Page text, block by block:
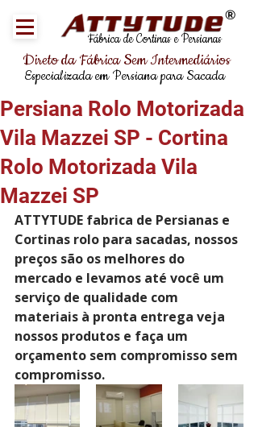
Fábrica de Cortinas e Persianas
®
Direto da Fábrica Sem Intermediários
Especializada em Persiana para Sacada
Persiana Rolo Motorizada
Vila Mazzei SP - Cortina
Rolo Motorizada Vila
Mazzei SP
ATTYTUDE fabrica de Persianas e
Cortinas rolo para sacadas, nossos
preços são os melhores do
mercado e levamos até você um
serviço de qualidade com
materiais à pronta entrega veja
nossos produtos e faça um
orçamento sem compromisso sem
compromisso.